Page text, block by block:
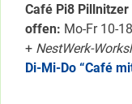
Café Pi8 Pillnitzer
offen: Mo-Fr 10-
+ NestWerk-
Di-Mi-Do “Café